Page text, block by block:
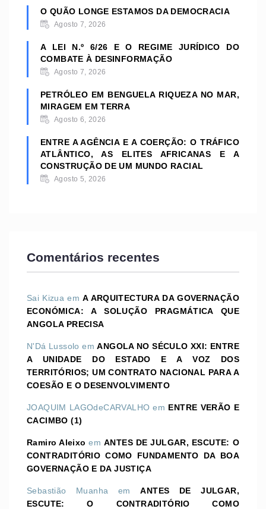
O QUÃO LONGE ESTAMOS DA DEMOCRACIA
Agosto 7, 2026
A LEI N.º 6/26 E O REGIME JURÍDICO DO
COMBATE À DESINFORMAÇÃO
Agosto 7, 2026
PETRÓLEO EM BENGUELA RIQUEZA NO MAR,
MIRAGEM EM TERRA
Agosto 6, 2026
ENTRE A AGÊNCIA E A COERÇÃO: O TRÁFICO
ATLÂNTICO, AS ELITES AFRICANAS E A
CONSTRUÇÃO DE UM MUNDO RACIAL
Agosto 5, 2026
Comentários recentes
Sai Kizua emA ARQUITECTURA DA GOVERNAÇÃO
ECONÓMICA: A SOLUÇÃO PRAGMÁTICA QUE
ANGOLA PRECISA
N'Dá Lussolo emANGOLA NO SÉCULO XXI: ENTRE
A UNIDADE DO ESTADO E A VOZ DOS
TERRITÓRIOS; UM CONTRATO NACIONAL PARA A
COESÃO E O DESENVOLVIMENTO
JOAQUIM LAGOdeCARVALHO em ENTRE VERÃO E
CACIMBO (1)
Ramiro Aleixo emANTES DE JULGAR, ESCUTE: O
CONTRADITÓRIO COMO FUNDAMENTO DA BOA
GOVERNAÇÃO E DA JUSTIÇA
Sebastião Muanha emANTES DE JULGAR,
ESCUTE: O CONTRADITÓRIO COMO